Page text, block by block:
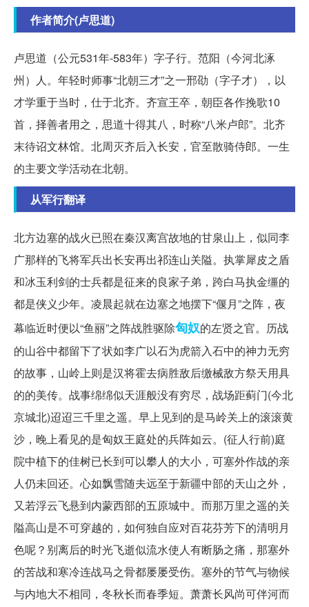
作者简介(卢思道)
卢思道（公元531年-583年）字子行。范阳（今河北涿
州）人。年轻时师事“北朝三才”之一邢劭（字子才），以
才学重于当时，仕于北齐。齐宣王卒，朝臣各作挽歌10
首，择善者用之，思道十得其八，时称“八米卢郎”。北齐
末待诏文林馆。北周灭齐后入长安，官至散骑侍郎。一生
的主要文学活动在北朝。
从军行翻译
北方边塞的战火已照在秦汉离宫故地的甘泉山上，似同李
广那样的飞将军兵出长安再出祁连山关隘。执掌犀皮之盾
和冰玉利剑的士兵都是征来的良家子弟，跨白马执金缰的
都是侠义少年。凌晨起就在边塞之地摆下“偃月”之阵，夜
幕临近时便以“鱼丽”之阵战胜驱除匈奴的左贤之官。历战
的山谷中都留下了状如李广以石为虎箭入石中的神力无穷
的故事，山岭上则是汉将霍去病胜敌后缴械敌方祭天用具
的的美传。战事绵绵似天涯般没有穷尽，战场距蓟门(今北
京城北)迢迢三千里之遥。早上见到的是马岭关上的滚滚黄
沙，晚上看见的是匈奴王庭处的兵阵如云。(征人行前)庭
院中植下的佳树已长到可以攀人的大小，可塞外作战的亲
人仍未回还。心如飘雪随夫远至于新疆中部的天山之外，
又若浮云飞悬到内蒙西部的五原城中。而那万里之遥的关
隘高山是不可穿越的，如何独自应对百花芬芳下的清明月
色呢？别离后的时光飞逝似流水使人有断肠之痛，那塞外
的苦战和寒冷连战马之骨都屡屡受伤。塞外的节气与物候
与内地大不相同，冬秋长而春季短。萧萧长风尚可伴河而